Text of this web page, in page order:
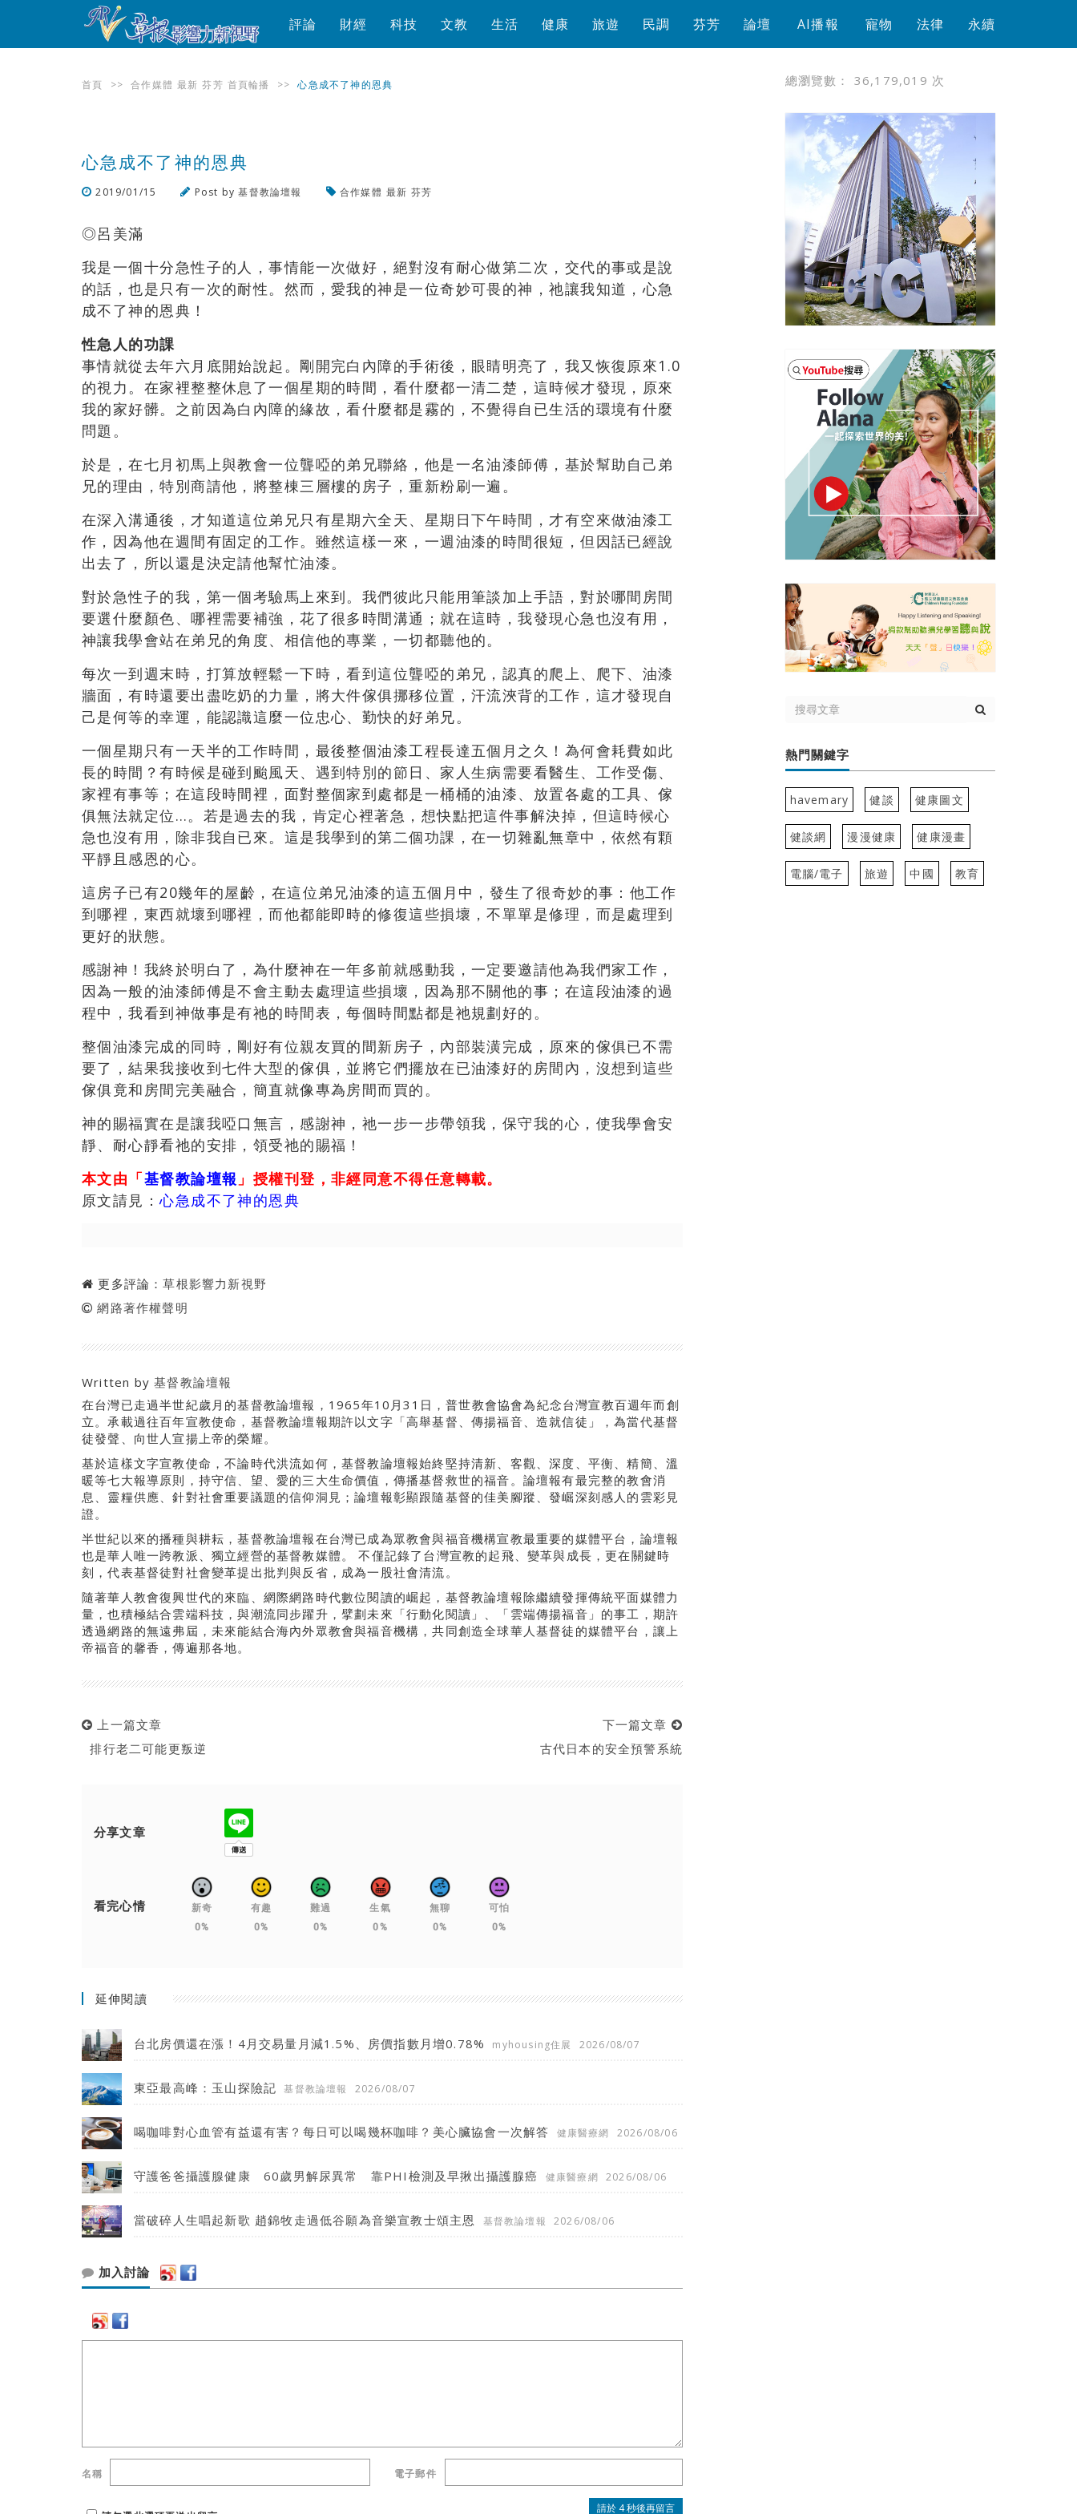
評論 財經 科技 文教 生活 健康 旅遊 民調 芬芳 論壇 AI播報 寵物 法律 永續
首頁 >> 合作媒體 最新 芬芳 首頁輪播 >> 心急成不了神的恩典
心急成不了神的恩典
2019/01/15 Post by基督教論壇報 合作媒體 最新 芬芳
◎呂美滿
我是一個十分急性子的人，事情能一次做好，絕對沒有耐心做第二次，交代的事或是說
的話，也是只有一次的耐性。然而，愛我的神是一位奇妙可畏的神，祂讓我知道，心急
成不了神的恩典！
性急人的功課
事情就從去年六月底開始說起。剛開完白內障的手術後，眼睛明亮了，我又恢復原來1.0
的視力。在家裡整整休息了一個星期的時間，看什麼都一清二楚，這時候才發現，原來
我的家好髒。之前因為白內障的緣故，看什麼都是霧的，不覺得自已生活的環境有什麼
問題。
於是，在七月初馬上與教會一位聾啞的弟兄聯絡，他是一名油漆師傅，基於幫助自己弟
兄的理由，特別商請他，將整棟三層樓的房子，重新粉刷一遍。
在深入溝通後，才知道這位弟兄只有星期六全天、星期日下午時間，才有空來做油漆工
作，因為他在週間有固定的工作。雖然這樣一來，一週油漆的時間很短，但因話已經說
出去了，所以還是決定請他幫忙油漆。
對於急性子的我，第一個考驗馬上來到。我們彼此只能用筆談加上手語，對於哪間房間
要選什麼顏色、哪裡需要補強，花了很多時間溝通；就在這時，我發現心急也沒有用，
神讓我學會站在弟兄的角度、相信他的專業，一切都聽他的。
每次一到週末時，打算放輕鬆一下時，看到這位聾啞的弟兄，認真的爬上、爬下、油漆
牆面，有時還要出盡吃奶的力量，將大件傢俱挪移位置，汗流浹背的工作，這才發現自
己是何等的幸運，能認識這麼一位忠心、勤快的好弟兄。
一個星期只有一天半的工作時間，最後整個油漆工程長達五個月之久！為何會耗費如此
長的時間？有時候是碰到颱風天、遇到特別的節日、家人生病需要看醫生、工作受傷、
家裡有事等；在這段時間裡，面對整個家到處都是一桶桶的油漆、放置各處的工具、傢
俱無法就定位…。若是過去的我，肯定心裡著急，想快點把這件事解決掉，但這時候心
急也沒有用，除非我自已來。這是我學到的第二個功課，在一切雜亂無章中，依然有顆
平靜且感恩的心。
這房子已有20幾年的屋齡，在這位弟兄油漆的這五個月中，發生了很奇妙的事：他工作
到哪裡，東西就壞到哪裡，而他都能即時的修復這些損壞，不單單是修理，而是處理到
更好的狀態。
感謝神！我終於明白了，為什麼神在一年多前就感動我，一定要邀請他為我們家工作，
因為一般的油漆師傅是不會主動去處理這些損壞，因為那不關他的事；在這段油漆的過
程中，我看到神做事是有祂的時間表，每個時間點都是祂規劃好的。
整個油漆完成的同時，剛好有位親友買的間新房子，內部裝潢完成，原來的傢俱已不需
要了，結果我接收到七件大型的傢俱，並將它們擺放在已油漆好的房間內，沒想到這些
傢俱竟和房間完美融合，簡直就像專為房間而買的。
神的賜福實在是讓我啞口無言，感謝神，祂一步一步帶領我，保守我的心，使我學會安
靜、耐心靜看祂的安排，領受祂的賜福！
本文由「基督教論壇報 」授權刊登，非經同意不得任意轉載。
原文請見：心急成不了神的恩典
更多評論：草根影響力新視野
網路著作權聲明
Written by基督教論壇報
在台灣已走過半世紀歲月的基督教論壇報，1965年10月31日，普世教會協會為紀念台灣宣教百週年而創
立。承載過往百年宣教使命，基督教論壇報期許以文字「高舉基督、傳揚福音、造就信徒」，為當代基督
徒發聲、向世人宣揚上帝的榮耀。
基於這樣文字宣教使命，不論時代洪流如何，基督教論壇報始終堅持清新、客觀、深度、平衡、精簡、溫
暖等七大報導原則，持守信、望、愛的三大生命價值，傳播基督救世的福音。論壇報有最完整的教會消
息、靈糧供應、針對社會重要議題的信仰洞見；論壇報彰顯跟隨基督的佳美腳蹤、發崛深刻感人的雲彩見
證。
半世紀以來的播種與耕耘，基督教論壇報在台灣已成為眾教會與福音機構宣教最重要的媒體平台，論壇報
也是華人唯一跨教派、獨立經營的基督教媒體。 不僅記錄了台灣宣教的起飛、變革與成長，更在關鍵時
刻，代表基督徒對社會變革提出批判與反省，成為一股社會清流。
隨著華人教會復興世代的來臨、網際網路時代數位閱讀的崛起，基督教論壇報除繼續發揮傳統平面媒體力
量，也積極結合雲端科技，與潮流同步躍升，擘劃未來「行動化閱讀」、「雲端傳揚福音」的事工，期許
透過網路的無遠弗屆，未來能結合海內外眾教會與福音機構，共同創造全球華人基督徒的媒體平台，讓上
帝福音的馨香，傳遍那各地。
上一篇文章
排行老二可能更叛逆
下一篇文章
古代日本的安全預警系統
分享文章
看完心情
新奇
0%
有趣
0%
難過
0%
生氣
0%
無聊
0%
可怕
0%
延伸閱讀
台北房價還在漲！4月交易量月減1.5%、房價指數月增0.78% myhousing住展 2026/08/07
東亞最高峰：玉山探險記 基督教論壇報 2026/08/07
喝咖啡對心血管有益還有害？每日可以喝幾杯咖啡？美心臟協會一次解答 健康醫療網 2026/08/06
守護爸爸攝護腺健康 60歲男解尿異常 靠PHI檢測及早揪出攝護腺癌 健康醫療網 2026/08/06
當破碎人生唱起新歌 趙錦牧走過低谷願為音樂宣教士頌主恩 基督教論壇報 2026/08/06
加入討論
名稱 電子郵件
總瀏覽數： 36,179,019 次
熱門關鍵字
havemary 健談 健康圖文
健談網 漫漫健康 健康漫畫
電腦/電子 旅遊 中國 教育